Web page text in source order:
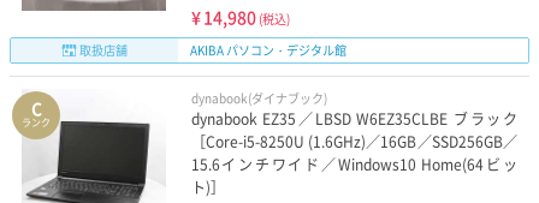
¥14,980 (税込)
取扱店舗
AKIBA パソコン・デジタル館
C
ランク
dynabook(ダイナブック)
dynabook EZ35／LBSD W6EZ35CLBE ブラック
［Core-i5-8250U (1.6GHz)／16GB／SSD256GB／
15.6インチワイド／Windows10 Home(64ビッ
ト)］